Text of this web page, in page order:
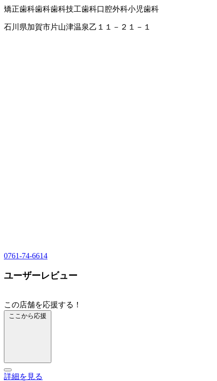
矯正歯科歯科歯科技工歯科口腔外科小児歯科
石川県加賀市片山津温泉乙１１－２１－１
0761-74-6614
ユーザーレビュー
この店舗を応援する！
ここから応援
詳細を見る